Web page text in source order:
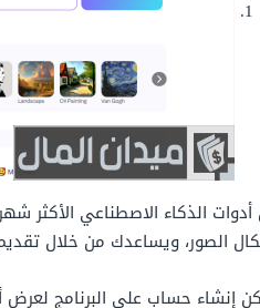
الصور، ويساعدك من خلال تقديم
إنشاء حساب على البرنامج